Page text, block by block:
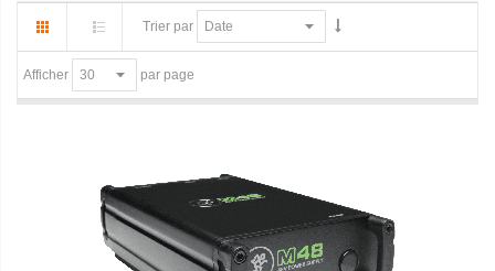
Trier par
Afficher par page